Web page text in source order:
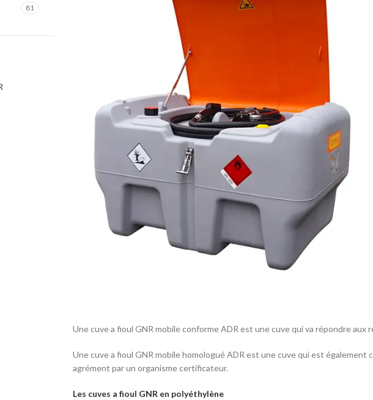
Une cuve a fioul GNR mobile conforme ADR est une cuve qui va répondre aux
Une cuve a fioul GNR mobile homologué ADR est une cuve qui est également
agrément par un organisme certificateur.
Les cuves a fioul GNR en polyéthylène
81